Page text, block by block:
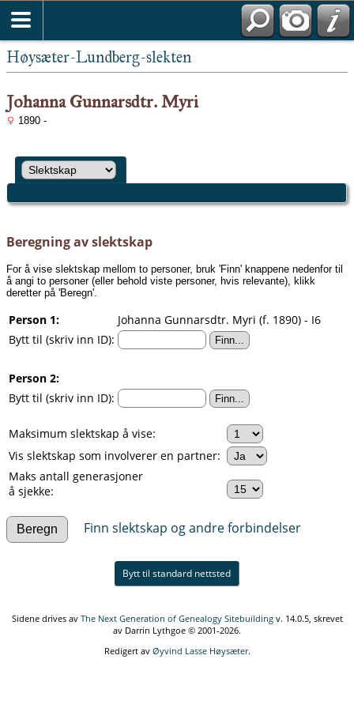
Høysæter-Lundberg-slekten
Johanna Gunnarsdtr. Myri
1890 -
Beregning av slektskap
For å vise slektskap mellom to personer, bruk 'Finn' knappene nedenfor til
å angi to personer (eller behold viste personer, hvis relevante), klikk
deretter på 'Beregn'.
Person 1:
Johanna Gunnarsdtr. Myri (f. 1890) - I6
Bytt til (skriv inn ID):
Person 2:
Bytt til (skriv inn ID):
Maksimum slektskap å vise:
Vis slektskap som involverer en partner:
Maks antall generasjoner
å sjekke:
Finn slektskap og andre forbindelser
Bytt til standard nettsted
Sidene drives av The Next Generation of Genealogy Sitebuildingv. 14.0.5, skrevet
av Darrin Lythgoe © 2001-2026.
Redigert av Øyvind Lasse Høysæter.